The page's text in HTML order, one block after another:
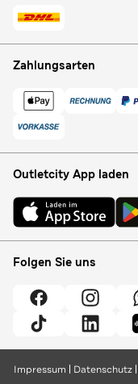
Zahlungsarten
Outletcity App laden
Folgen Sie uns
Impressum Datenschutz